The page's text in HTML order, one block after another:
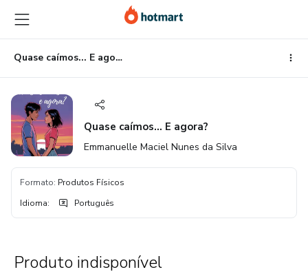
para
o
conteúdo
principal
para
o
pagamento
para
o
rodapé
Quase caímos... E agora?
Quase caímos... E agora?
Emmanuelle Maciel Nunes da Silva
Formato: Produtos Físicos
Idioma: Português
Produto indisponível